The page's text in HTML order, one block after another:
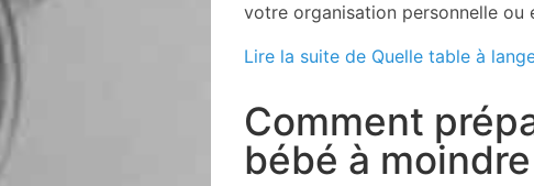
votre organisation personnelle
Lire la suite de Quelle table à
Comment
bébé à